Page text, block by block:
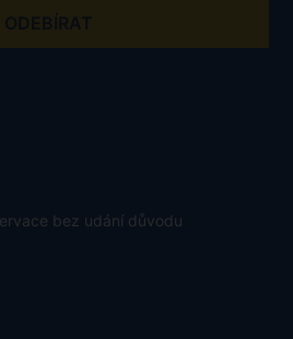
bez udání důvodu